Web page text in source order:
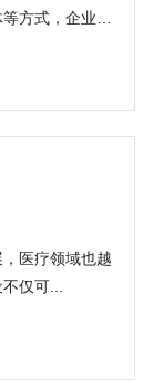
方式，企业可
医疗领域也越
仅可...